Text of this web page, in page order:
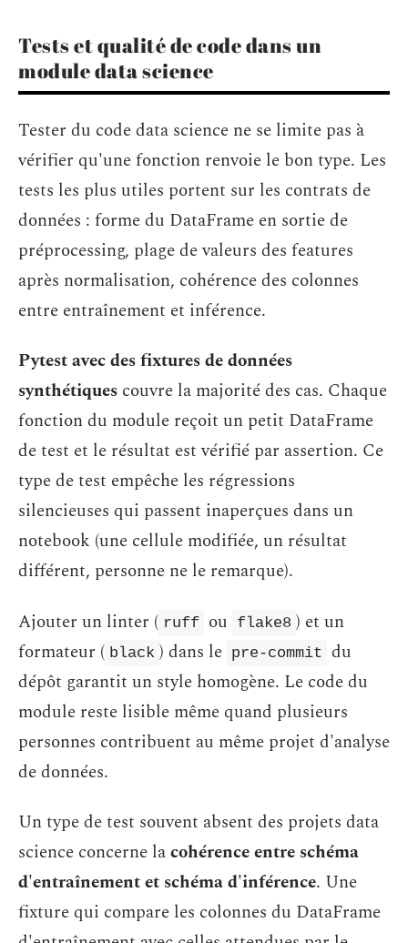
Tests et qualité de code dans un
module data science
Tester du code data science ne se limite pas à
vérifier qu'une fonction renvoie le bon type. Les
tests les plus utiles portent sur les contrats de
données : forme du DataFrame en sortie de
préprocessing, plage de valeurs des features
après normalisation, cohérence des colonnes
entre entraînement et inférence.
Pytest avec des fixtures de données
synthétiques couvre la majorité des cas. Chaque
fonction du module reçoit un petit DataFrame
de test et le résultat est vérifié par assertion. Ce
type de test empêche les régressions
silencieuses qui passent inaperçues dans un
notebook (une cellule modifiée, un résultat
différent, personne ne le remarque).
Ajouter un linter ( ruff ou flake8 ) et un
formateur ( black ) dans le pre-commit du
dépôt garantit un style homogène. Le code du
module reste lisible même quand plusieurs
personnes contribuent au même projet d'analyse
de données.
Un type de test souvent absent des projets data
science concerne lacohérence entre schéma
d'entraînement et schéma d'inférence. Une
fixture qui compare les colonnes du DataFrame